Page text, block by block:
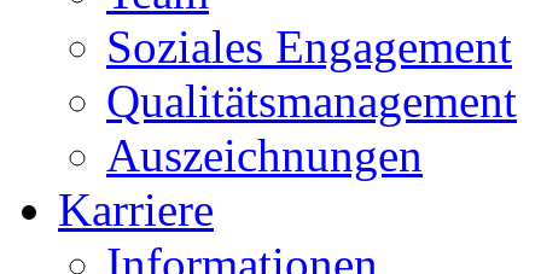
Soziales Engagement
Qualitätsmanagement
Auszeichnungen
Karriere